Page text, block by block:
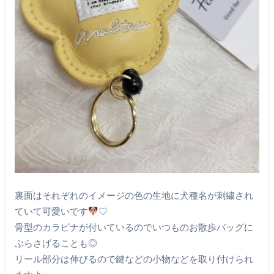
裏面はそれぞれのイメージの色の生地に犬種名が刺繍され
ていて可愛いです
♡
骨型のカラビナが付いているのでいつものお散歩バッグに
ぶらさげることも◎
リール部分は伸びるので鍵などの小物などを取り付けられ